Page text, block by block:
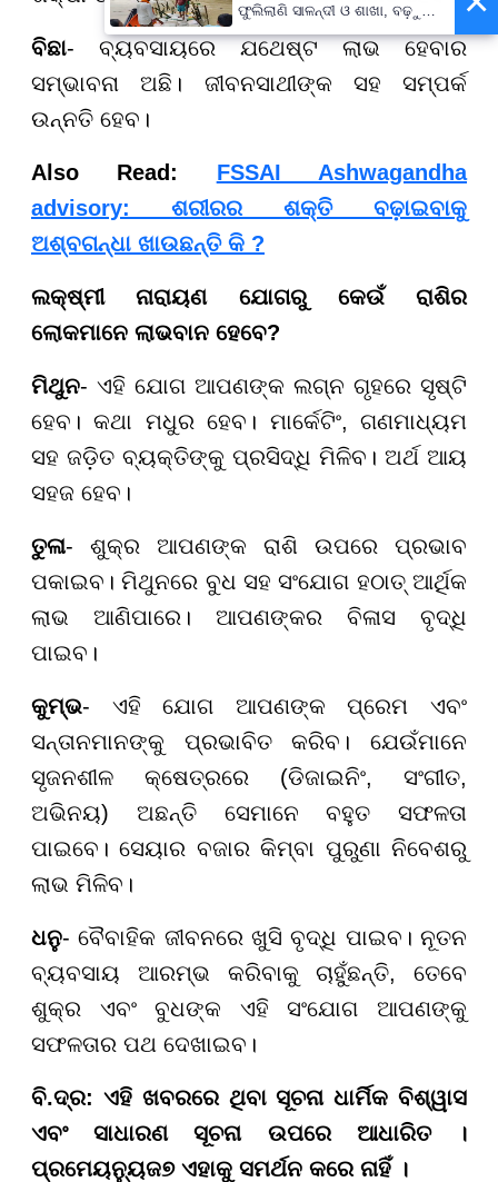
ବିଛା- ବ୍ୟବସାୟରେ ଯଥେଷ୍ଟ ଲାଭ ହେବାର
ସମ୍ଭାବନା ଅଛି। ଜୀବନସାଥୀଙ୍କ ସହ ସମ୍ପର୍କ
ଉନ୍ନତି ହେବ।
Also Read: FSSAI Ashwagandha
advisory: ଶରୀରର ଶକ୍ତି ବଢ଼ାଇବାକୁ
ଅଶ୍ବଗନ୍ଧା ଖାଉଛନ୍ତି କି ?
ଲକ୍ଷ୍ମୀ ନାରାୟଣ ଯୋଗରୁ କେଉଁ ରାଶିର
ଲୋକମାନେ ଲାଭବାନ ହେବେ?
ମିଥୁନ- ଏହି ଯୋଗ ଆପଣଙ୍କ ଲଗ୍ନ ଗୃହରେ ସୃଷ୍ଟି
ହେବ। କଥା ମଧୁର ହେବ। ମାର୍କେଟିଂ, ଗଣମାଧ୍ୟମ
ସହ ଜଡ଼ିତ ବ୍ୟକ୍ତିଙ୍କୁ ପ୍ରସିଦ୍ଧି ମିଳିବ। ଅର୍ଥ ଆୟ
ସହଜ ହେବ।
ତୁଳା- ଶୁକ୍ର ଆପଣଙ୍କ ରାଶି ଉପରେ ପ୍ରଭାବ
ପକାଇବ। ମିଥୁନରେ ବୁଧ ସହ ସଂଯୋଗ ହଠାତ୍ ଆର୍ଥିକ
ଲାଭ ଆଣିପାରେ। ଆପଣଙ୍କର ବିଳାସ ବୃଦ୍ଧି
ପାଇବ।
କୁମ୍ଭ- ଏହି ଯୋଗ ଆପଣଙ୍କ ପ୍ରେମ ଏବଂ
ସନ୍ତାନମାନଙ୍କୁ ପ୍ରଭାବିତ କରିବ। ଯେଉଁମାନେ
ସୃଜନଶୀଳ କ୍ଷେତ୍ରରେ (ଡିଜାଇନିଂ, ସଂଗୀତ,
ଅଭିନୟ) ଅଛନ୍ତି ସେମାନେ ବହୁତ ସଫଳତା
ପାଇବେ। ସେୟାର ବଜାର କିମ୍ବା ପୁରୁଣା ନିବେଶରୁ
ଲାଭ ମିଳିବ।
ଧନୁ- ବୈବାହିକ ଜୀବନରେ ଖୁସି ବୃଦ୍ଧି ପାଇବ। ନୂତନ
ବ୍ୟବସାୟ ଆରମ୍ଭ କରିବାକୁ ଚାହୁଁଛନ୍ତି, ତେବେ
ଶୁକ୍ର ଏବଂ ବୁଧଙ୍କ ଏହି ସଂଯୋଗ ଆପଣଙ୍କୁ
ସଫଳତାର ପଥ ଦେଖାଇବ।
ବି.ଦ୍ର: ଏହି ଖବରରେ ଥିବା ସୂଚନା ଧାର୍ମିକ ବିଶ୍ୱାସ
ଏବଂ ସାଧାରଣ ସୂଚନା ଉପରେ ଆଧାରିତ ।
ପ୍ରମେୟନ୍ୟୁଜ୭ ଏହାକୁ ସମର୍ଥନ କରେ ନାହିଁ ।
ଫୁଲିଲାଣି ସାଳନ୍ଦୀ ଓ ଶାଖା, ବଢ଼ୁଛି
ବନ୍ୟା ଭୟ